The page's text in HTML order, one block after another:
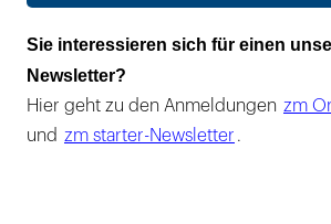
Sie interessieren sich für einen
Newsletter?
Hier geht zu den Anmeldungen zm
und zm starter-Newsletter .